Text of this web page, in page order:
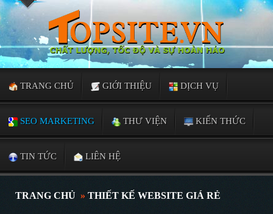
TRANG CHỦ GIỚI THIỆU DỊCH VỤ
SEO MARKETING THƯ VIỆN KIẾN THỨC
TIN TỨC LIÊN HỆ
TRANG CHỦ » THIẾT KẾ WEBSITE GIÁ RẺ